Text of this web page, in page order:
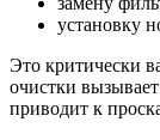
установку
Это критически
очистки
приводит к